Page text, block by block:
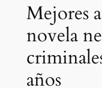
Mejores
novela
años